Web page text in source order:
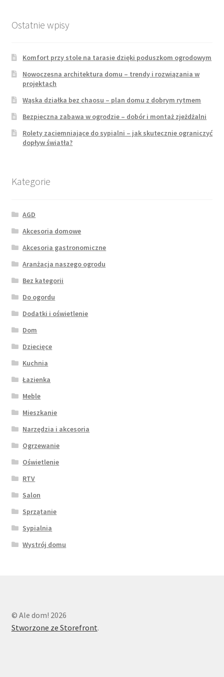
Ostatnie wpisy
Komfort przy stole na tarasie dzięki poduszkom ogrodowym
Nowoczesna architektura domu – trendy i rozwiązania w
projektach
Wąska działka bez chaosu – plan domu z dobrym rytmem
Bezpieczna zabawa w ogrodzie – dobór i montaż zjeżdżalni
Rolety zaciemniające do sypialni – jak skutecznie ograniczyć
dopływ światła?
Kategorie
AGD
Akcesoria domowe
Akcesoria gastronomiczne
Aranżacja naszego ogrodu
Bez kategorii
Do ogordu
Dodatki i oświetlenie
Dom
Dziecięce
Kuchnia
Łazienka
Meble
Mieszkanie
Narzędzia i akcesoria
Ogrzewanie
Oświetlenie
RTV
Salon
Sprzątanie
Sypialnia
Wystrój domu
© Ale dom! 2026
Stworzone ze Storefront.